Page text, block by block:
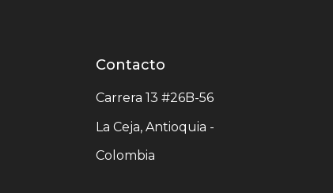
Contacto
centro
Contacto
Carrera 13 #26B-56
La Ceja, Antioquia -
Colombia